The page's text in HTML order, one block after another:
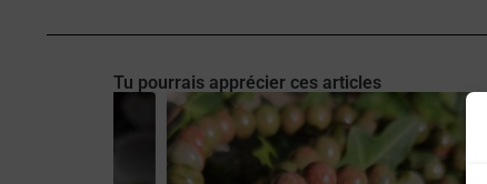
Tu pourrais apprécier ces articles